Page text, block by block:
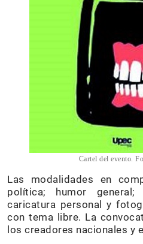
Cartel del evento.
Las modalidades en
política; humor general;
caricatura personal y
con tema libre. La
los creadores nacionales y